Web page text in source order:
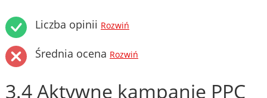
Liczba opinii Rozwiń
Średnia ocena Rozwiń
3.4 Aktywne kampanie PPC